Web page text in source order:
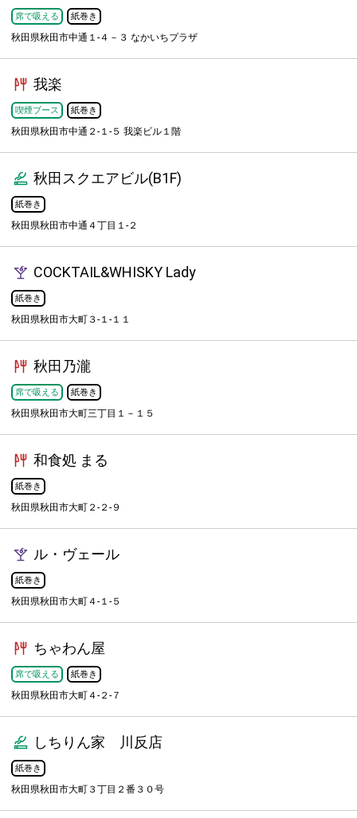
席で吸える 紙巻き
秋田県秋田市中通１-４－３ なかいちプラザ
我楽
喫煙ブース 紙巻き
秋田県秋田市中通２-１-５ 我楽ビル１階
秋田スクエアビル(B1F)
紙巻き
秋田県秋田市中通４丁目１-２
COCKTAIL&WHISKY Lady
紙巻き
秋田県秋田市大町３-１-１１
秋田乃瀧
席で吸える 紙巻き
秋田県秋田市大町三丁目１－１５
和食処 まる
紙巻き
秋田県秋田市大町２-２-９
ル・ヴェール
紙巻き
秋田県秋田市大町４-１-５
ちゃわん屋
席で吸える 紙巻き
秋田県秋田市大町４-２-７
しちりん家 川反店
紙巻き
秋田県秋田市大町３丁目２番３０号